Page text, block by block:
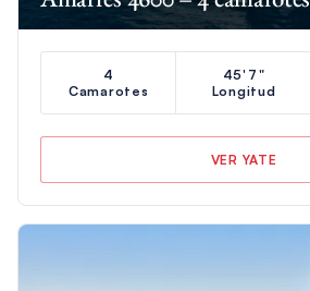
4
Camarotes
45'7"
Longitud
VER YATE